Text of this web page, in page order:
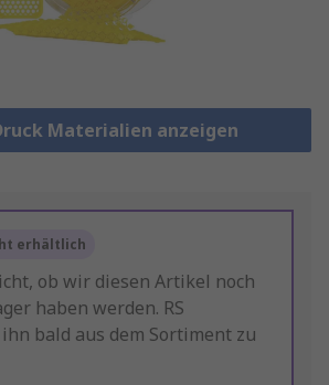
Materialien anzeigen
erhältlich
ob wir diesen Artikel noch
haben werden. RS
bald aus dem Sortiment zu